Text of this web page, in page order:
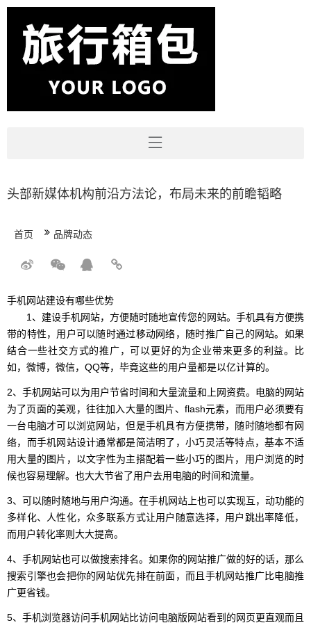
头部新媒体机构前沿方法论，布局未来的前瞻韬略
首页 品牌动态
手机网站建设有哪些优势
1、建设手机网站，方便随时随地宣传您的网站。手机具有方便携
带的特性，用户可以随时通过移动网络，随时推广自己的网站。如果
结合一些社交方式的推广，可以更好的为企业带来更多的利益。比
如，微博，微信，QQ等，毕竟这些的用户量都是以亿计算的。
2、手机网站可以为用户节省时间和大量流量和上网资费。电脑的网站
为了页面的美观，往往加入大量的图片、flash元素，而用户必须要有
一台电脑才可以浏览网站，但是手机具有方便携带，随时随地都有网
络，而手机网站设计通常都是简洁明了，小巧灵活等特点，基本不适
用大量的图片，以文字性为主搭配着一些小巧的图片，用户浏览的时
候也容易理解。也大大节省了用户去用电脑的时间和流量。
3、可以随时随地与用户沟通。在手机网站上也可以实现互，动功能的
多样化、人性化，众多联系方式让用户随意选择，用户跳出率降低，
而用户转化率则大大提高。
4、手机网站也可以做搜索排名。如果你的网站推广做的好的话，那么
搜索引擎也会把你的网站优先排在前面，而且手机网站推广比电脑推
广更省钱。
5、手机浏览器访问手机网站比访问电脑版网站看到的网页更直观而且